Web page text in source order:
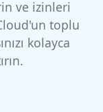
ve izinleri
toplu
kolayca